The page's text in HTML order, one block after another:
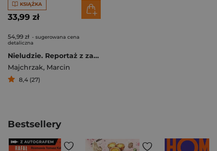
KSIĄŻKA
33,99 zł
54,99 zł - sugerowana cena
detaliczna
Nieludzie. Reportaż z zakładu karnego
Majchrzak, Marcin
8,4 (27)
Bestsellery